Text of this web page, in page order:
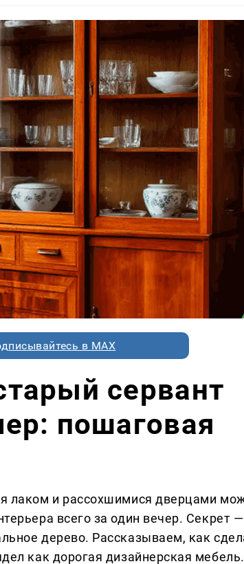
в MAX
сервант
пошаговая
лаком и рассохшимися дверцами
всего за один вечер. Секрет —
дерево. Рассказываем, как
как дорогая дизайнерская мебель.